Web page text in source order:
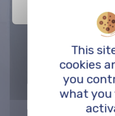
ZUR KARTE DER
This
cookies
you
what